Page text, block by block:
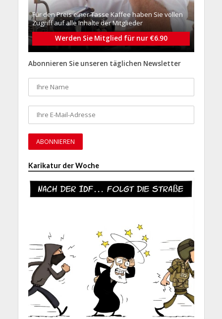
Für den Preis einer Tasse Kaffee haben Sie vollen
Zugriff auf alle Inhalte der Mitglieder
Werden Sie Mitglied für nur €6.90
Abonnieren Sie unseren täglichen Newsletter
Karikatur der Woche